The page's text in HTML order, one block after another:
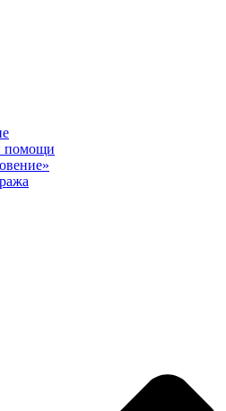
помощи